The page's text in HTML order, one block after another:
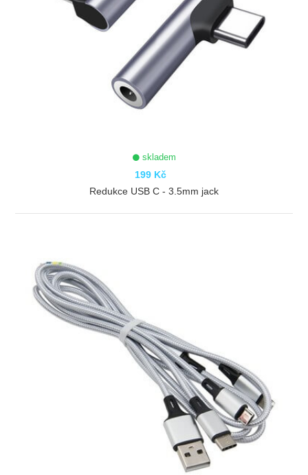
skladem
199 Kč
Redukce USB C - 3.5mm jack